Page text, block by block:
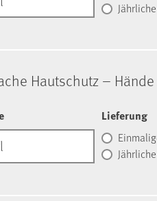
Hautschutz –
Lieferung